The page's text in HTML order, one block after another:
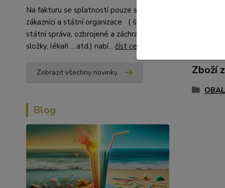
Na fakturu se splatností pouze stálí
zákazníci a státní organizace ( školství,
státní správa, ozbrojené a záchranné
složky, lékaři ....atd.) nabí... číst celé
Zobrazit všechny novinky
Blog
Zboží